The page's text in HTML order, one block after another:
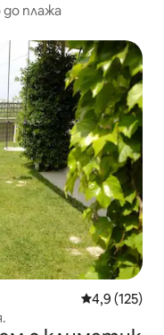
до плажа
Средна
4,9 (125)